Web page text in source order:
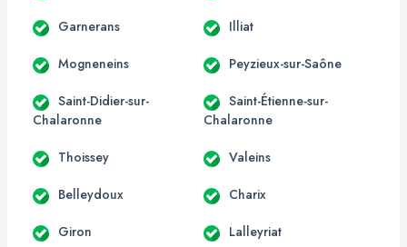
Garnerans Illiat
Mogneneins Peyzieux-sur-Saône
Saint-Didier-sur-
Chalaronne
Saint-Étienne-sur-
Chalaronne
Thoissey Valeins
Belleydoux Charix
Giron Lalleyriat